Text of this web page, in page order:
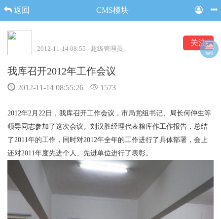
返回 CMS模块
2012-11-14 08:55 - 超级管理员
关注
我库召开2012年工作会议
2012-11-14 08:55:26 1573
2012年2月22日，我库召开工作会议，市局党组书记、局长何仲生等
领导同志参加了这次会议。刘汉胜经理代表粮库作工作报告，总结
了2011年的工作，同时对2012年全年的工作进行了具体部署，会上
还对2011年度先进个人、先进单位进行了表彰。
海报